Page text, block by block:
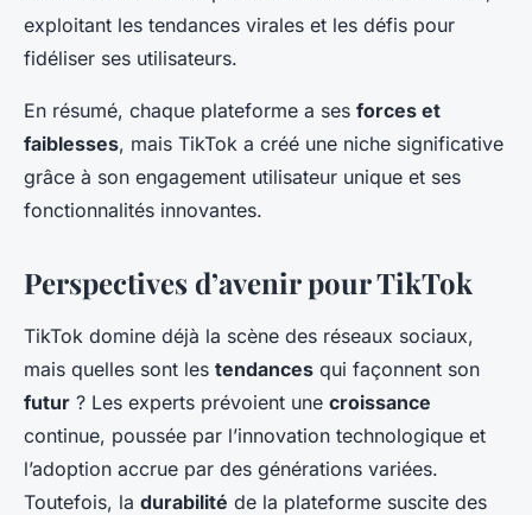
exploitant les tendances virales et les défis pour
fidéliser ses utilisateurs.
En résumé, chaque plateforme a ses forces et
faiblesses, mais TikTok a créé une niche significative
grâce à son engagement utilisateur unique et ses
fonctionnalités innovantes.
Perspectives d’avenir pour TikTok
TikTok domine déjà la scène des réseaux sociaux,
mais quelles sont les tendances qui façonnent son
futur ? Les experts prévoient une croissance
continue, poussée par l’innovation technologique et
l’adoption accrue par des générations variées.
Toutefois, la durabilité de la plateforme suscite des